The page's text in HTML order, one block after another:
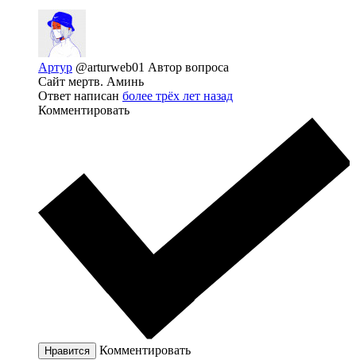
Артур @arturweb01 Автор вопроса
Сайт мертв. Аминь
Ответ написан более трёх лет назад
Комментировать
Нравится Комментировать